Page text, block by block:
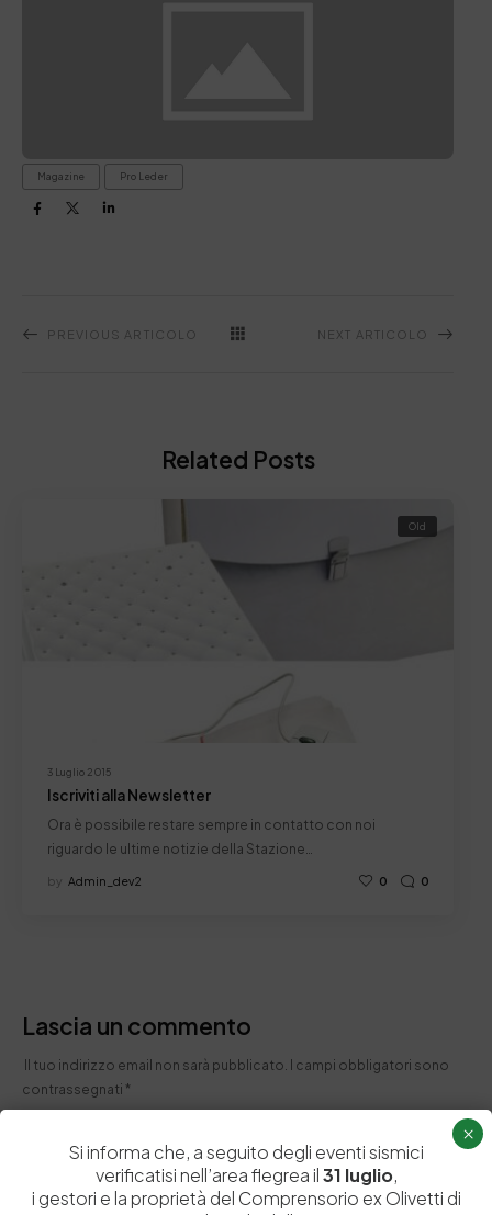
Magazine Pro Leder
PREVIOUS ARTICOLO NEXT ARTICOLO
Related Posts
3 Luglio 2015
Old
Iscriviti alla Newsletter
Ora è possibile restare sempre in contatto con noi
riguardo le ultime notizie della Stazione…
by Admin_dev2 0 0
Lascia un commento
Il tuo indirizzo email non sarà pubblicato. I campi obbligatori sono
contrassegnati *
Si informa che, a seguito degli eventi sismici
verificatisi nell’area flegrea il31 luglio,
i gestori e la proprietà del Comprensorio ex Olivetti di
×